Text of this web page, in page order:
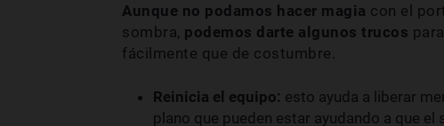
Aunque no podamos hacer magia con el
sombra, podemos darte algunos trucos
fácilmente que de costumbre.
Reinicia el equipo: esto ayuda a liberar
plano que pueden estar ayudando a que